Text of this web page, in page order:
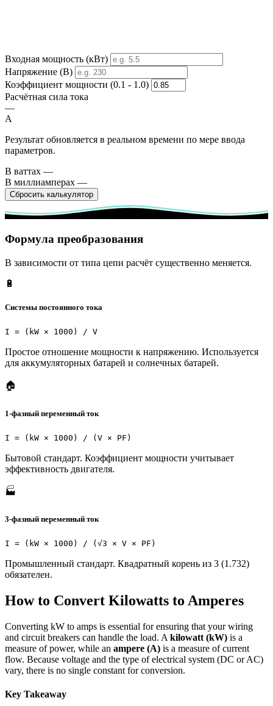
Входная мощность (кВт)
Напряжение (В)
Коэффициент мощности (0.1 - 1.0)
Расчётная сила тока
—
A
Результат обновляется в реальном времени по мере ввода
параметров.
В ваттах —
В миллиамперах —
Сбросить калькулятор
Формула преобразования
В зависимости от типа цепи расчёт существенно меняется.
🔋
Системы постоянного тока
I = (kW × 1000) / V
Простое отношение мощности к напряжению. Используется
для аккумуляторных батарей и солнечных батарей.
🏠
1-фазный переменный ток
I = (kW × 1000) / (V × PF)
Бытовой стандарт. Коэффициент мощности учитывает
эффективность двигателя.
🏭
3-фазный переменный ток
I = (kW × 1000) / (√3 × V × PF)
Промышленный стандарт. Квадратный корень из 3 (1.732)
обязателен.
How to Convert Kilowatts to Amperes
Converting kW to amps is essential for ensuring that your wiring
and circuit breakers can handle the load. A kilowatt (kW) is a
measure of power, while an ampere (A) is a measure of current
flow. Because voltage and the type of electrical system (DC or AC)
vary, there is no single constant for conversion.
Key Takeaway